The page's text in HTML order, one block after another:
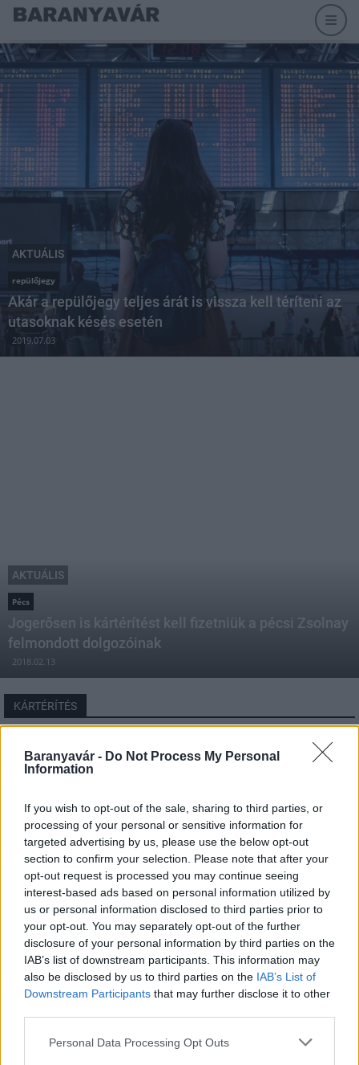
Baranyavár - Do Not Process My Personal
Information
If you wish to opt-out of the sale, sharing to third parties, or
processing of your personal or sensitive information for
targeted advertising by us, please use the below opt-out
section to confirm your selection. Please note that after your
opt-out request is processed you may continue seeing
interest-based ads based on personal information utilized by
us or personal information disclosed to third parties prior to
your opt-out. You may separately opt-out of the further
disclosure of your personal information by third parties on the
IAB’s list of downstream participants. This information may
also be disclosed by us to third parties on the IAB’s List of
Downstream Participants that may further disclose it to other
Please note that this website/app uses one or more Google
Personal Data Processing Opt Outs
AKTUÁLIS
repülőjegy
Akár a repülőjegy teljes árát is vissza kell téríteni az
utasoknak késés esetén
2019.07.03
AKTUÁLIS
Pécs
Jogerősen is kártérítést kell fizetniük a pécsi Zsolnay
felmondott dolgozóinak
2018.02.13
KÁRTÉRÍTÉS
Név
E-mail cím
Feliratkozom a hírlevélre és elfogadom azadatvédelmi
szabályzatot!
FELIRATKOZÁS
HÍRDETÉS